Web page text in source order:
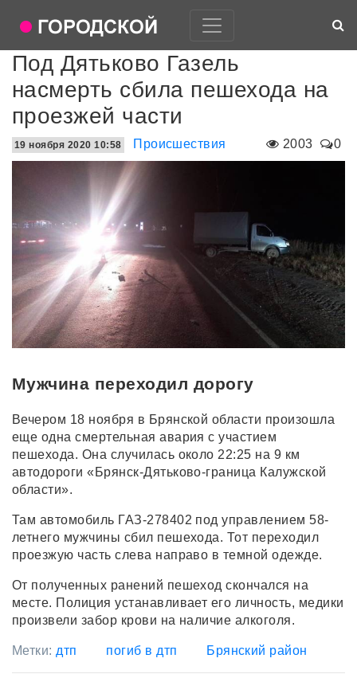
Под Дятьково Газель
насмерть сбила пешехода на
проезжей части
2003 0
19 ноября 2020 10:58 Происшествия
Мужчина переходил дорогу
Вечером 18 ноября в Брянской области произошла
еще одна смертельная авария с участием
пешехода. Она случилась около 22:25 на 9 км
автодороги «Брянск-Дятьково-граница Калужской
области».
Там автомобиль ГАЗ-278402 под управлением 58-
летнего мужчины сбил пешехода. Тот переходил
проезжую часть слева направо в темной одежде.
От полученных ранений пешеход скончался на
месте. Полиция устанавливает его личность, медики
произвели забор крови на наличие алкоголя.
Метки: дтп погиб в дтп Брянский район